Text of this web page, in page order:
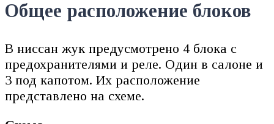
Общее расположение блоков
В ниссан жук предусмотрено 4 блока с
предохранителями и реле. Один в салоне и
3 под капотом. Их расположение
представлено на схеме.